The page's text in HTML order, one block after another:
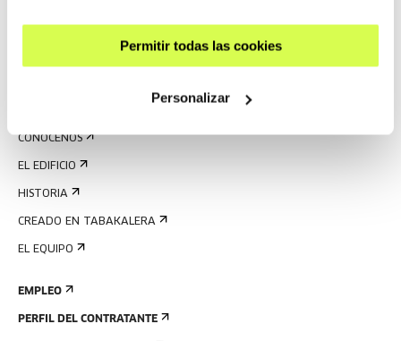
Permitir todas las cookies
Personalizar
ALQUILER DE ESPACIOS
ENVÍANOS TU PROPUESTA
CONÓCENOS
EL EDIFICIO
HISTORIA
CREADO EN TABAKALERA
EL EQUIPO
EMPLEO
PERFIL DEL CONTRATANTE